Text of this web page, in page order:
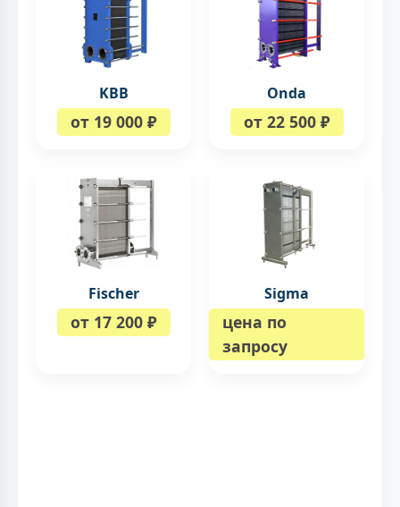
KBB
от 19 000 ₽
Onda
от 22 500 ₽
Fischer
от 17 200 ₽
Sigma
цена по
запросу